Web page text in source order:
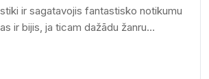
ir sagatavojis fantastisko notikumu
ir bijis, ja ticam dažādu žanru